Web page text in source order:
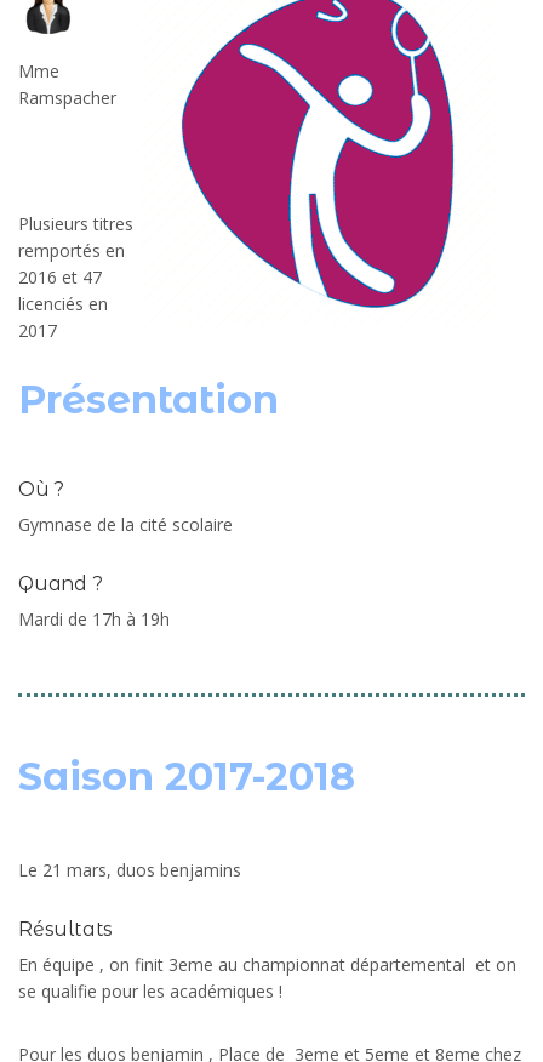
Mme
Ramspacher
Plusieurs titres
remportés en
2016 et 47
licenciés en
2017
Présentation
Où ?
Gymnase de la cité scolaire
Quand ?
Mardi de 17h à 19h
Saison 2017-2018
Le 21 mars, duos benjamins
Résultats
En équipe , on finit 3eme au championnat départemental et on
se qualifie pour les académiques !
Pour les duos benjamin , Place de 3eme et 5eme et 8eme chez